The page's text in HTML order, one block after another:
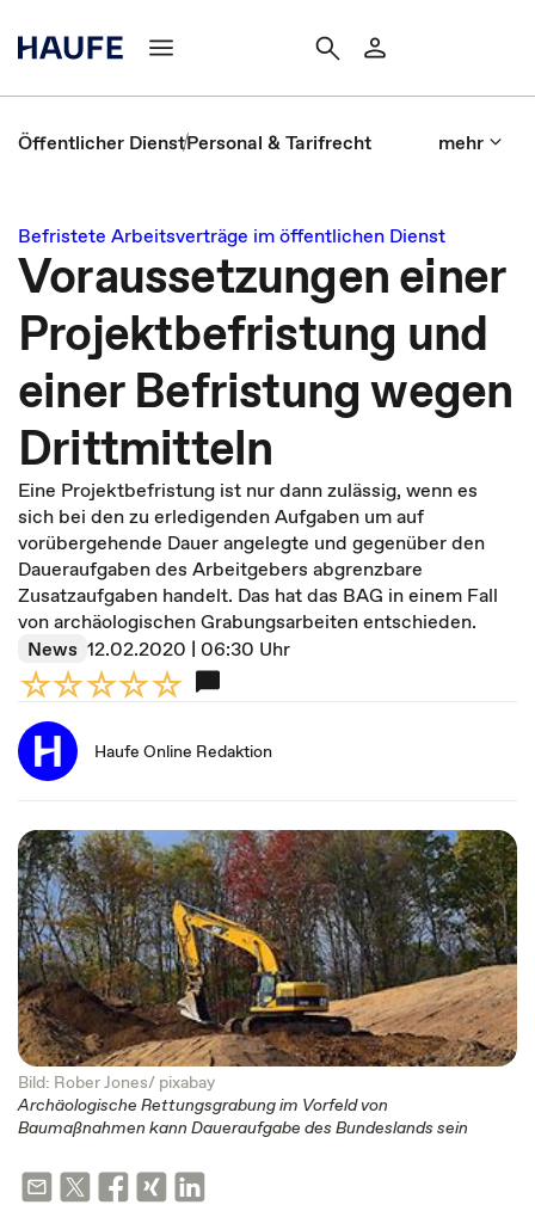
Öffentlicher DienstPersonal & Tarifrecht mehr
Befristete Arbeitsverträge im öffentlichen Dienst
Voraussetzungen einer
Projektbefristung und
einer Befristung wegen
Drittmitteln
Eine Projektbefristung ist nur dann zulässig, wenn es
sich bei den zu erledigenden Aufgaben um auf
vorübergehende Dauer angelegte und gegenüber den
Daueraufgaben des Arbeitgebers abgrenzbare
Zusatzaufgaben handelt. Das hat das BAG in einem Fall
von archäologischen Grabungsarbeiten entschieden.
News 12.02.2020 | 06:30 Uhr
Haufe Online Redaktion
Bild: Rober Jones/ pixabay
Archäologische Rettungsgrabung im Vorfeld von
Baumaßnahmen kann Daueraufgabe des Bundeslands sein